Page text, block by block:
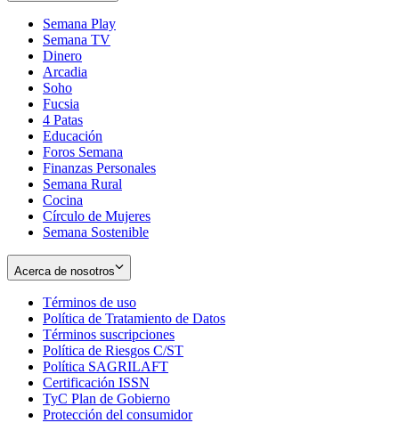
Semana Play
Semana TV
Dinero
Arcadia
Soho
in
new
window
Fucsia
in
new
window
4 Patas
Educación
Foros Semana
Finanzas Personales
Semana Rural
Cocina
Círculo de Mujeres
Semana Sostenible
Acerca de nosotros
Términos de uso
in
new
window
Política de Tratamiento de Datos
Términos suscripciones
in
Política de Riesgos C/ST
Política SAGRILAFT
new
window
Certificación ISSN
in
new
TyC Plan de Gobierno
in
Protección del consumidorOpens